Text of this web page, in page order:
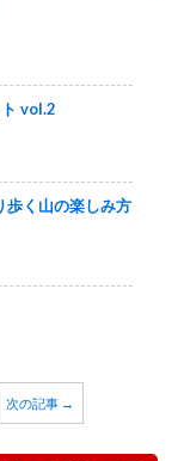
vol.2
歩く山の楽しみ方
次の記事 →